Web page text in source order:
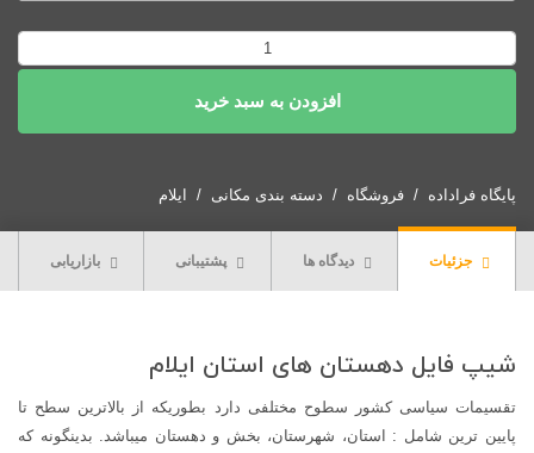
فایل
های
ایلام
افزودن به سبد خرید
پایگاه فراداده فروشگاه دسته بندی مکانی ایلام
جزئیات دیدگاه ها پشتیبانی بازاریابی
شیپ فایل دهستان های استان ایلام
تقسیمات سیاسی کشور سطوح مختلفی دارد بطوریکه از بالاترین سطح تا
پایین ترین شامل : استان، شهرستان، بخش و دهستان میباشد. بدینگونه که